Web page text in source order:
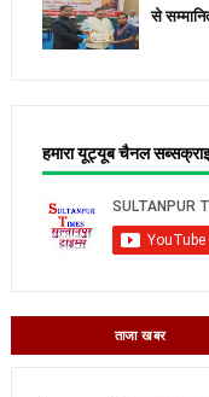
से
हमारा यूट्यूब चैनल
ताजा खबर